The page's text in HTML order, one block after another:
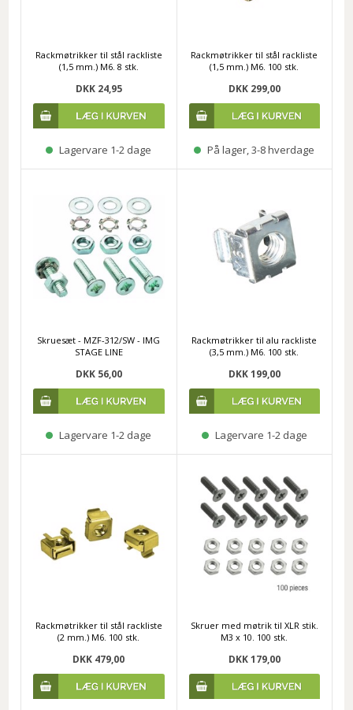
Rackmøtrikker til stål rackliste
(1,5 mm.) M6. 8 stk.
DKK 24,95
Lagervare 1-2 dage
Rackmøtrikker til stål rackliste
(1,5 mm.) M6. 100 stk.
DKK 299,00
På lager, 3-8 hverdage
Skruesæt - MZF-312/SW - IMG
STAGE LINE
DKK 56,00
Lagervare 1-2 dage
Rackmøtrikker til alu rackliste
(3,5 mm.) M6. 100 stk.
DKK 199,00
Lagervare 1-2 dage
Rackmøtrikker til stål rackliste
(2 mm.) M6. 100 stk.
DKK 479,00
Skruer med møtrik til XLR stik.
M3 x 10. 100 stk.
DKK 179,00